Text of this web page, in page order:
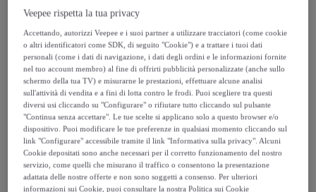
Tuta / Pigiama Uomo KAPPA Cotone
Felpato Taglie Forti
38,99 €
64,99 €
-40 %
Venduto daiMe_Company
Veepee rispetta la tua privacy
Accettando, autorizzi Veepee e i suoi partner a utilizzare tracciatori (come cookie
o altri identificatori come SDK, di seguito "Cookie") e a trattare i tuoi dati
personali (come i dati di navigazione, i dati degli ordini e le informazioni fornite
nel tuo account membro) al fine di offrirti pubblicità personalizzate (anche sullo
schermo della tua TV) e misurarne le prestazioni, effettuare alcune analisi
sull'attività di vendita e a fini di lotta contro le frodi. Puoi scegliere tra questi
diversi usi cliccando su "Configurare" o rifiutare tutto cliccando sul pulsante
"Continua senza accettare". Le tue scelte si applicano solo a questo browser e/o
dispositivo. Puoi modificare le tue preferenze in qualsiasi momento cliccando sul
link "Configurare" accessibile tramite il link "Informativa sulla privacy". Alcuni
Cookie depositati sono anche necessari per il corretto funzionamento del nostro
servizio, come quelli che misurano il traffico o consentono la presentazione
adattata delle nostre offerte e non sono soggetti a consenso. Per ulteriori
informazioni sui Cookie, puoi consultare la nostra Politica sui Cookie